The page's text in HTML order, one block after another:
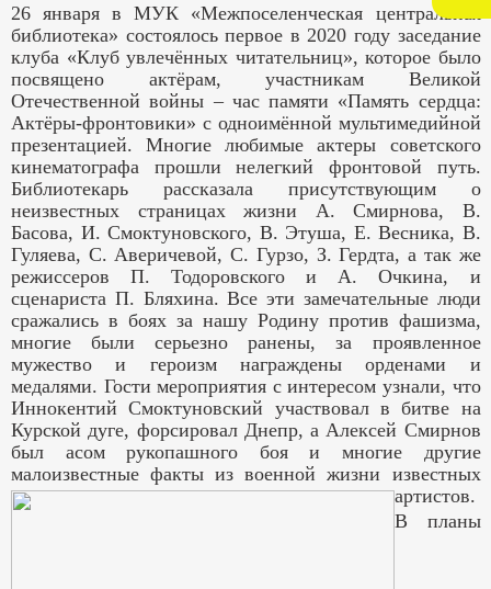
26 января в МУК «Межпоселенческая центральная
библиотека» состоялось первое в 2020 году заседание
клуба «Клуб увлечённых читательниц», которое было
посвящено актёрам, участникам Великой
Отечественной войны – час памяти «Память сердца:
Актёры-фронтовики» с одноимённой мультимедийной
презентацией. Многие любимые актеры советского
кинематографа прошли нелегкий фронтовой путь.
Библиотекарь рассказала присутствующим о
неизвестных страницах жизни А. Смирнова, В.
Басова, И. Смоктуновского, В. Этуша, Е. Весника, В.
Гуляева, С. Аверичевой, С. Гурзо, З. Гердта, а так же
режиссеров П. Тодоровского и А. Очкина, и
сценариста П. Бляхина. Все эти замечательные люди
сражались в боях за нашу Родину против фашизма,
многие были серьезно ранены, за проявленное
мужество и героизм награждены орденами и
медалями. Гости мероприятия с интересом узнали, что
Иннокентий Смоктуновский участвовал в битве на
Курской дуге, форсировал Днепр, а Алексей Смирнов
был асом рукопашного боя и многие другие
малоизвестные факты из военной жизни известных
артистов.
В планы